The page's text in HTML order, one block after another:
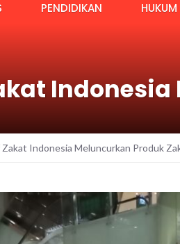
PENDIDIKAN HUKUM
Indonesia
Indonesia Meluncurkan Produk